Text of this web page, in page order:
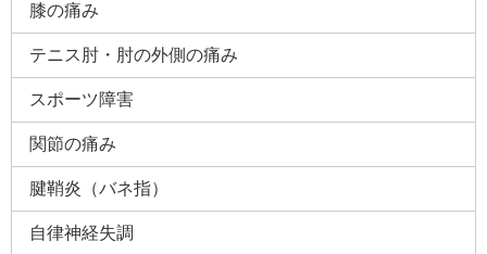
膝の痛み
テニス肘・肘の外側の痛み
スポーツ障害
関節の痛み
腱鞘炎（バネ指）
自律神経失調